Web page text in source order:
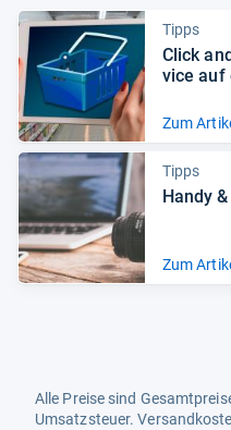
Tipps
Click
vice auf
Zum
Tipps
Handy
Zum
Alle Preise sind
Umsatzsteuer.